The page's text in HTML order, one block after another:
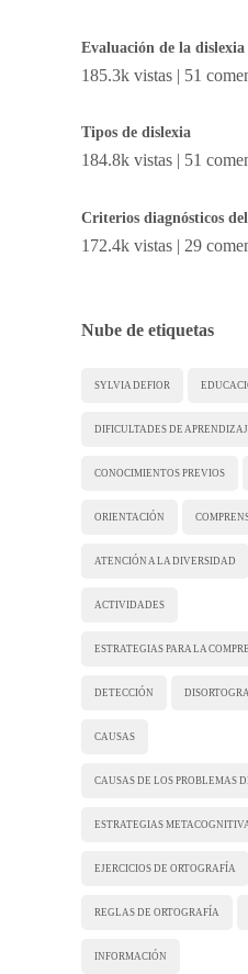
Evaluación de la dislexia
185.3k vistas | 51
Tipos de dislexia
184.8k vistas | 51
Criterios diagnósticos
172.4k vistas | 29
Nube de etiquetas
SYLVIA DEFIOR
DIFICULTADES DE
CONOCIMIENTOS PREVIOS
ORIENTACIÓN
ATENCIÓN A LA DIVERSIDAD
ACTIVIDADES
ESTRATEGIAS PARA LA
DETECCIÓN
CAUSAS
CAUSAS DE LOS PROBLEMAS
ESTRATEGIAS
EJERCICIOS DE ORTOGRAFÍA
REGLAS DE ORTOGRAFÍA
INFORMACIÓN